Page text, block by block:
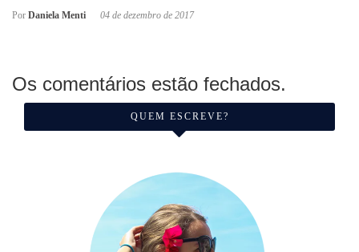
Por Daniela Menti 04 de dezembro de 2017
Os comentários estão fechados.
QUEM ESCREVE?